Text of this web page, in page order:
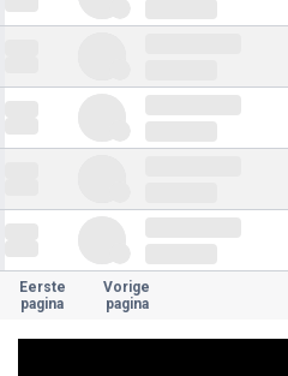
Eerste
pagina
Vorige
pagina